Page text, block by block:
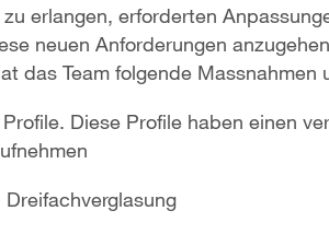
erlangen, erforderten
neuen Anforderungen
das Team folgende Massnahmen
Diese Profile haben einen